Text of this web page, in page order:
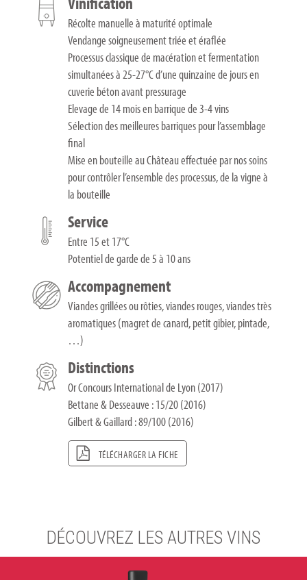
Récolte manuelle à maturité optimale
Vendange soigneusement triée et éraflée
Processus classique de macération et fermentation
simultanées à 25-27°C d’une quinzaine de jours en
cuverie béton avant pressurage
Elevage de 14 mois en barrique de 3-4 vins
Sélection des meilleures barriques pour l’assemblage
final
Mise en bouteille au Château effectuée par nos soins
pour contrôler l’ensemble des processus, de la vigne à
la bouteille
Service
Entre 15 et 17°C
Potentiel de garde de 5 à 10 ans
Accompagnement
Viandes grillées ou rôties, viandes rouges, viandes très
aromatiques (magret de canard, petit gibier, pintade,
…)
Distinctions
Or Concours International de Lyon (2017)
Bettane & Desseauve : 15/20 (2016)
Gilbert & Gaillard : 89/100 (2016)
TÉLÉCHARGER LA FICHE
DÉCOUVREZ LES AUTRES VINS